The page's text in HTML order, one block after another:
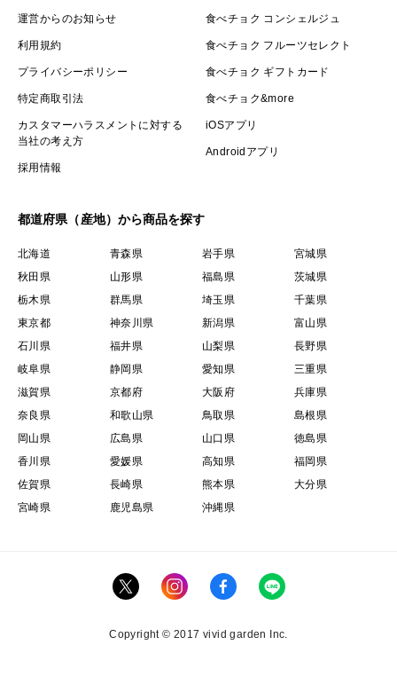
運営からのお知らせ
利用規約
プライバシーポリシー
特定商取引法
カスタマーハラスメントに対する
当社の考え方
採用情報
食べチョク コンシェルジュ
食べチョク フルーツセレクト
食べチョク ギフトカード
食べチョク&more
iOSアプリ
Androidアプリ
都道府県（産地）から商品を探す
北海道 青森県 岩手県
宮城県
秋田県
山形県 福島県
茨城県
栃木県
群馬県 埼玉県
千葉県
東京都
神奈川県 新潟県
富山県
石川県
福井県 山梨県
長野県
岐阜県
静岡県 愛知県
三重県
滋賀県
京都府 大阪府
兵庫県
奈良県
和歌山県 鳥取県
島根県
岡山県
広島県 山口県
徳島県
香川県
愛媛県 高知県
福岡県
佐賀県
長崎県 熊本県
大分県
宮崎県
鹿児島県 沖縄県
Copyright © 2017 vivid garden Inc.